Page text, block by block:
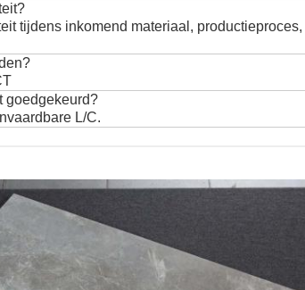
tijdens inkomend materiaal,
goedgekeurd?
L/C.